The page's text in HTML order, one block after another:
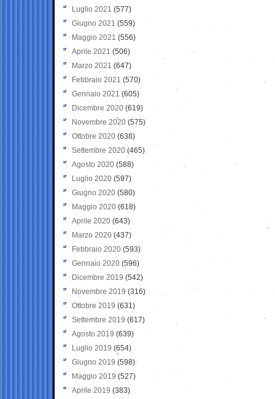
Luglio 2021 (577)
Giugno 2021(559)
Maggio 2021 (556)
Aprile 2021 (506)
Marzo 2021 (647)
Febbraio 2021 (570)
Gennaio 2021 (605)
Dicembre 2020 (619)
Novembre 2020 (575)
Ottobre 2020 (638)
Settembre 2020(465)
Agosto 2020 (588)
Luglio 2020 (597)
Giugno 2020 (580)
Maggio 2020 (618)
Aprile 2020 (643)
Marzo 2020 (437)
Febbraio 2020 (593)
Gennaio 2020 (596)
Dicembre 2019 (542)
Novembre 2019 (316)
Ottobre 2019 (631)
Settembre 2019 (617)
Agosto 2019 (639)
Luglio 2019 (654)
Giugno 2019 (598)
Maggio 2019 (527)
Aprile 2019 (383)